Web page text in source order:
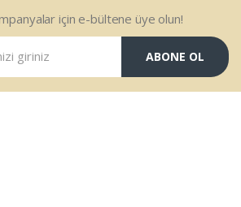
için e-bültene üye olun!
ABONE OL